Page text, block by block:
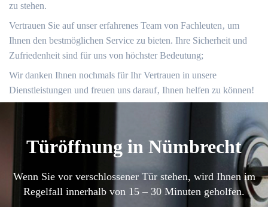
zu stehen.​
Vertrauen Sie auf unser erfahrenes Team von Fachleuten‚ um
Ihnen den bestmöglichen Service zu bieten.​ Ihre Sicherheit und
Zufriedenheit sind für uns von höchster Bedeutung;
Wir danken Ihnen nochmals für Ihr Vertrauen in unsere
Dienstleistungen und freuen uns darauf‚ Ihnen helfen zu können!​
Türöffnung in Nümbrecht
Wenn Sie vor verschlossener Tür stehen, wird Ihnen im
Regelfall innerhalb von 15 – 30 Minuten geholfen.